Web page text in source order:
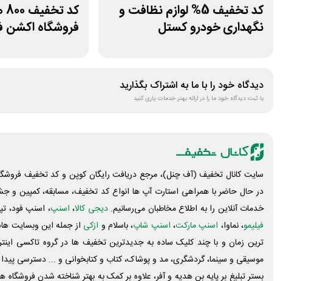
کد تخفیف 5% لوازم نظافت و
نگهداری خودرو کستل
فروشگاه اکشن
دیدگاه خود را با ما به اشتراک بگذارید
با ثبت دیدگاه خود ما را در ارائه بهتر خدمات یاری کنید
سایت کانال تخفیف (آف چنل)، مرجع دریافت رایگان کوپن و کد تخفیف
در حال حاضر با همراهی استارت آپ ها انواع کد تخفیف، مسابقه، کمپین و
خدمات آنلاین را به اطلاع مخاطبان می‌رسانیم. دیجی کالا، اسنپ، اسنپ فود،
فیلیمو، نماوا، اسنپ مارکت، اسنپ شاپ، باسلام و ازکی از جمله این وبسایت
ترین زمان و با چند کلیک ساده به جدیدترین تخفیف ها در گروه تاکسی
موسیقی و سینما، گردشگری، مد و پوشاک، کتاب و کتابخوانی و ... دسترسی پیدا
بستر تبلیغ بر پایه بن هدیه و آفر، علاوه بر کمک به بهتر شناخته شدن